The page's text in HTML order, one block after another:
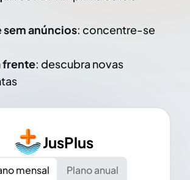
sem anúncios: concentre-se
frente: descubra novas
JusPlus
mensal Plano anual